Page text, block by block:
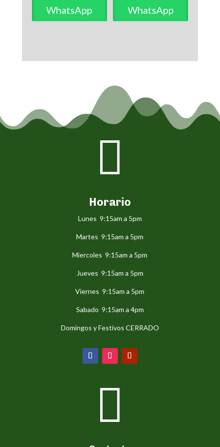
WhatsApp
WhatsApp

Horario
Lunes 9:15am a 5pm
Martes 9:15am a 5pm
Miercoles 9:15am a 5pm
Jueves 9:15am a 5pm
Viernes 9:15am a 5pm
Sabado 9:15am a 4pm
Domingos y Festivos CERRADO
